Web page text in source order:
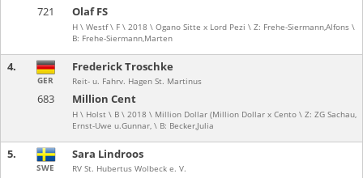
721 Olaf FS
H \ Westf \ F \ 2018 \ Ogano Sitte x Lord Pezi \ Z: Frehe-Siermann,Alfons \
B: Frehe-Siermann,Marten
4.
683 Million Cent
H \ Holst \ B \ 2018 \ Million Dollar (Million Dollar x Cento \ Z: ZG Sachau,
Ernst-Uwe u.Gunnar, \ B: Becker,Julia
GER
Frederick Troschke
Reit- u. Fahrv. Hagen St. Martinus
5.
SWE
Sara Lindroos
RV St. Hubertus Wolbeck e. V.